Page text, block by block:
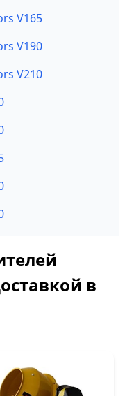
V165
V190
V210
в